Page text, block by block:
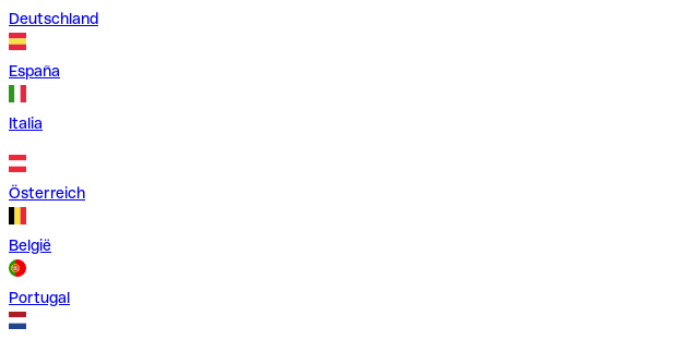
Deutschland
España
Italia
Österreich
België
Portugal